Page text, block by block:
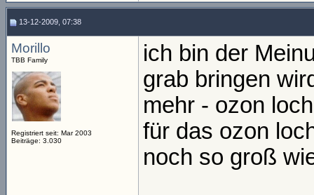
13-12-2009, 07:38
Morillo
TBB Family
Registriert seit: Mar 2003
Beiträge: 3.030
ich bin der
grab bringen
mehr - ozon
für das ozon
noch so groß